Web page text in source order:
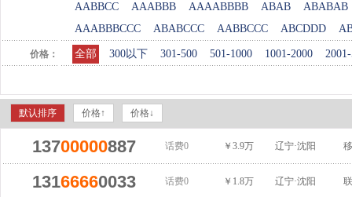
AABBCC
AAABBB AAAABBBB ABAB
ABABAB
AAABBBCCC
ABABCCC AABBCCC ABCDDD
价格： 全部 300以下 301-500 501-1000 1001-2000
默认排序 价格↑ 价格↓
13700000887 话费0 ￥3.9万 辽宁·沈阳
13166660033 话费0 ￥1.8万 辽宁·沈阳